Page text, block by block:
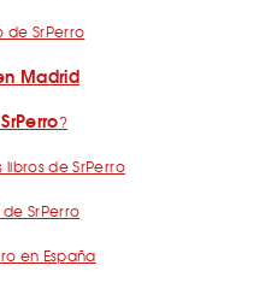
SrPerro
Madrid
?
de SrPerro
SrPerro
en España